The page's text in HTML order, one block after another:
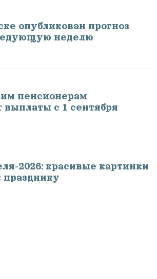
опубликован прогноз
неделю
пенсионерам
выплаты с 1 сентября
2026: красивые картинки
празднику